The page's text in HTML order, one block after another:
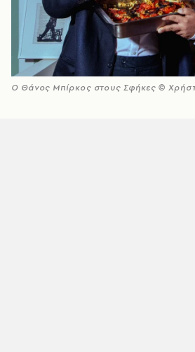
Ο Θάνος Μπίρκος στους Σφήκες ©